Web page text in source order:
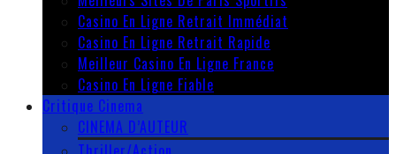
Casino En Ligne Retrait Immédiat
Casino En Ligne Retrait Rapide
Meilleur Casino En Ligne France
Casino En Ligne Fiable
Critique Cinema
CINEMA D’AUTEUR